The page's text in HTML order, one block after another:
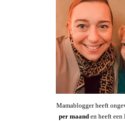
Mamablogger heeft
per maanden heeft een